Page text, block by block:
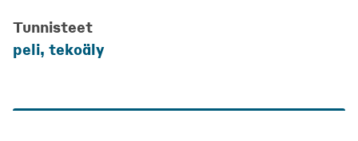
Tunnisteet
peli, tekoäly